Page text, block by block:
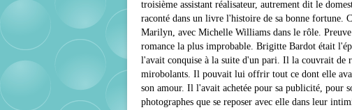
troisième assistant réalisateur, autrement dit le
raconté dans un livre l'histoire de sa bonne
Marilyn, avec Michelle Williams dans le rôle.
romance la plus improbable. Brigitte Bardot était
l'avait conquise à la suite d'un pari. Il la couvrait de
mirobolants. Il pouvait lui offrir tout ce dont elle
son amour. Il l'avait achetée pour sa publicité, pour
photographes que se reposer avec elle dans leur